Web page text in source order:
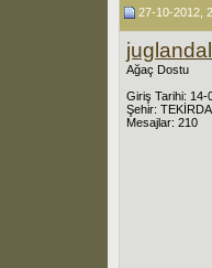
27-10-2012,
Ağaç Dostu
Giriş Tarihi: 14-
Şehir:
Mesajlar: 210